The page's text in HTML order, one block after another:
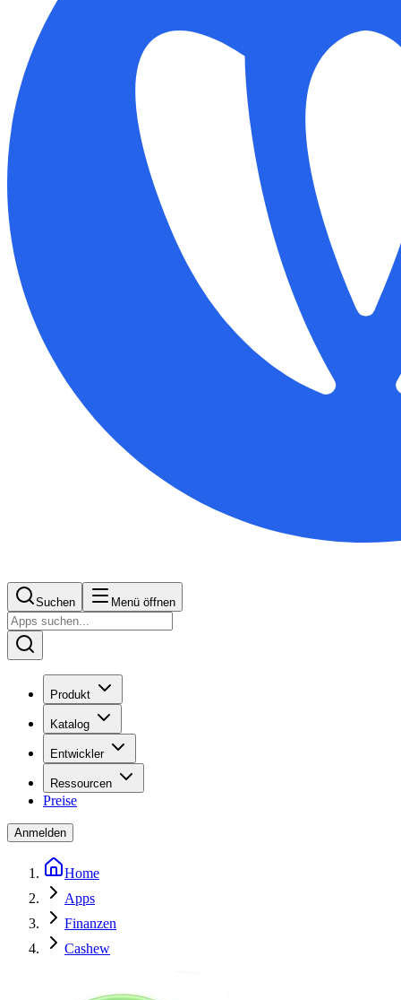
Suchen Menü öffnen
Produkt
Katalog
Entwickler
Ressourcen
Preise
Anmelden
Home
Apps
Finanzen
Cashew